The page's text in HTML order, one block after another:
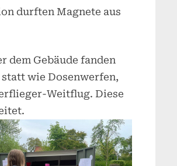
durften Magnete aus
dem Gebäude fanden
wie Dosenwerfen,
Weitflug. Diese